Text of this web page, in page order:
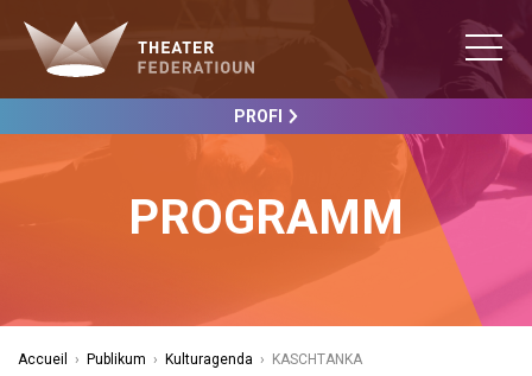
PROFI
PROGRAMM
Accueil › Publikum › Kulturagenda › KASCHTANKA